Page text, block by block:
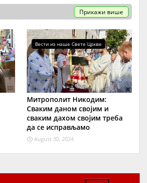
Прикажи више
Вести из наше Свете Цркве
Митрополит Никодим:
Сваким даном својим и
сваким дахом својим треба
да се исправљамо
August 30, 2024